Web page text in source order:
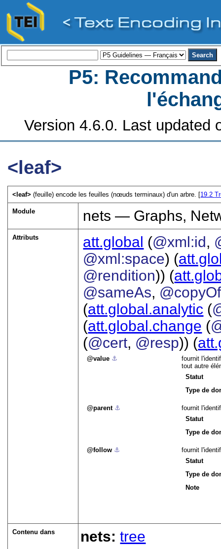
P5:
Version 4.6.0. Last updated
<leaf>
<leaf>(feuille) encode les feuilles (nœuds terminaux) d'un arbre. [19.2
Module nets — Graphs,
Attributs att.global (@xml:id,
@xml:space) (
@rendition)) (
@sameAs, @copyOf
(att.global.analytic (
(att.global.change (
(@cert, @resp)) (
value ⚓︎
fournit
tout autre
Statut
Type de
parent ⚓︎
fournit
Statut
Type de
follow ⚓︎
fournit
Statut
Type de
Note
Contenu dans nets:tree